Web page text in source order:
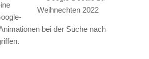
bei der Suche nach